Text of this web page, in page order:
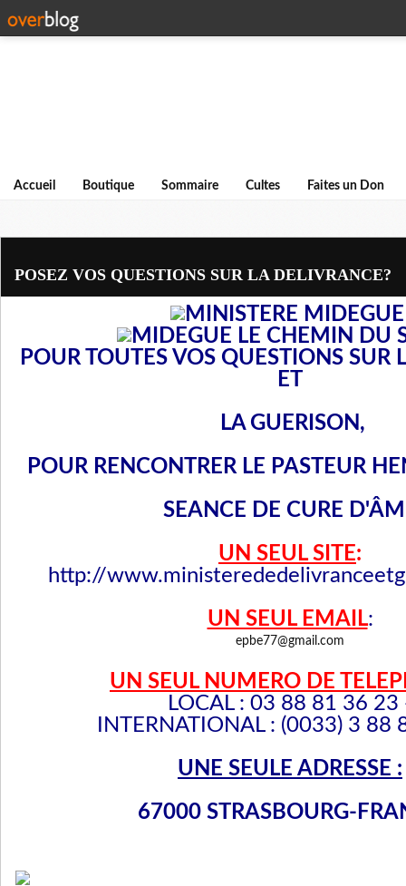
Accueil Boutique Sommaire Cultes Faites un Don
POSEZ VOS QUESTIONS SUR LA DELIVRANCE?
POUR TOUTES VOS QUESTIONS SUR
ET
LA GUERISON,
POUR RENCONTRER LE PASTEUR
SEANCE DE CURE
UN SEUL SITE:
http://
UN SEUL EMAIL:
epbe77@gmail.com
UN SEUL NUMERO DE
LOCAL : 03 88 81 36 23
INTERNATIONAL : (0033) 3 88
UNE SEULE ADRESSE :
67000 STRASBOURG-